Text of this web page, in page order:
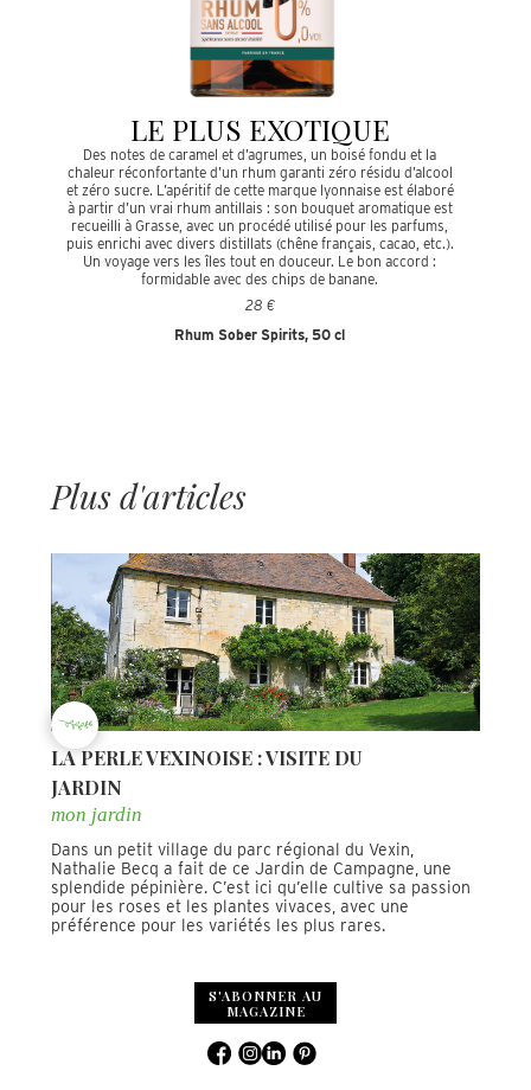
LE PLUS EXOTIQUE
Des notes de caramel et d’agrumes, un boisé fondu et la
chaleur réconfortante d’un rhum garanti zéro résidu d’alcool
et zéro sucre. L’apéritif de cette marque lyonnaise est élaboré
à partir d’un vrai rhum antillais : son bouquet aromatique est
recueilli à Grasse, avec un procédé utilisé pour les parfums,
puis enrichi avec divers distillats (chêne français, cacao, etc.).
Un voyage vers les îles tout en douceur. Le bon accord :
formidable avec des chips de banane.
28 €
Rhum Sober Spirits, 50 cl
Plus d'articles
LA PERLE VEXINOISE : VISITE DU
JARDIN
mon jardin
Dans un petit village du parc régional du Vexin,
Nathalie Becq a fait de ce Jardin de Campagne, une
splendide pépinière. C’est ici qu’elle cultive sa passion
pour les roses et les plantes vivaces, avec une
préférence pour les variétés les plus rares.
S'ABONNER AU
MAGAZINE